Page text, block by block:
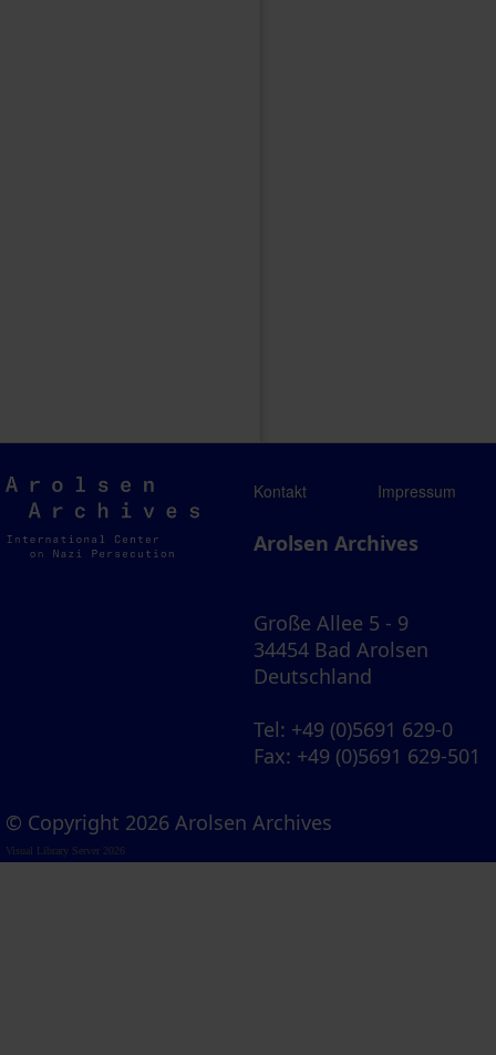
Arolsen
Archives
Kontakt Impressum
Arolsen Archives
Große Allee 5 - 9
34454 Bad Arolsen
Deutschland
Tel: +49 (0)5691 629-0
Fax: +49 (0)5691 629-501
© Copyright 2026 Arolsen Archives
Visual Library Server 2026